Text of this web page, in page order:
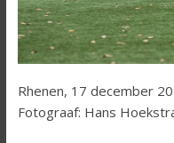
Rhenen, 17 december
Fotograaf: Hans